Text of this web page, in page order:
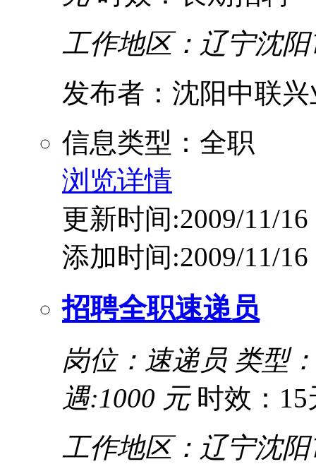
工作地区：辽宁沈
发布者：沈阳中联
信息类型：全职
浏览详情
更新时间:2009/11/16
添加时间:2009/11/16
招聘全职速递员
岗位：速递员 类型
遇:1000 元时效：15
工作地区：辽宁沈